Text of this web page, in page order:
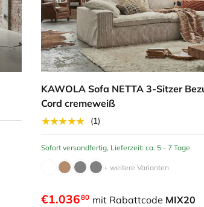
KAWOLA Sofa NETTA 3-Sitzer
Cord cremeweiß
★★★★★
(1)
Sofort versandfertig, Lieferzeit: ca. 5 - 7 Tage
+ weitere Varianten
€1.03680 mit Rabattcode MIX20